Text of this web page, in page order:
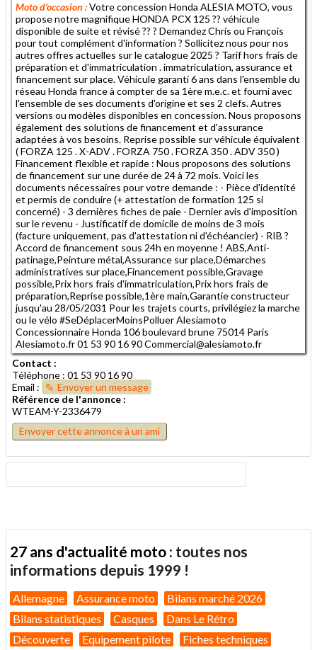
Moto d'occasion :Votre concession Honda ALESIA MOTO, vous
propose notre magnifique HONDA PCX 125 ?? véhicule
disponible de suite et révisé ?? ? Demandez Chris ou François
pour tout complément d'information ? Sollicitez nous pour nos
autres offres actuelles sur le catalogue 2025 ? Tarif hors frais de
préparation et d'immatriculation . immatriculation, assurance et
financement sur place. Véhicule garanti 6 ans dans l'ensemble du
réseau Honda france à compter de sa 1ère m.e.c. et fourni avec
l'ensemble de ses documents d'origine et ses 2 clefs. Autres
versions ou modèles disponibles en concession. Nous proposons
également des solutions de financement et d'assurance
adaptées à vos besoins. Reprise possible sur véhicule équivalent
( FORZA 125 . X-ADV . FORZA 750 . FORZA 350 . ADV 350 )
Financement flexible et rapide : Nous proposons des solutions
de financement sur une durée de 24 à 72 mois. Voici les
documents nécessaires pour votre demande : - Pièce d'identité
et permis de conduire (+ attestation de formation 125 si
concerné) - 3 dernières fiches de paie - Dernier avis d'imposition
sur le revenu - Justificatif de domicile de moins de 3 mois
(facture uniquement, pas d'attestation ni d'échéancier) - RIB ?
Accord de financement sous 24h en moyenne ! ABS,Anti-
patinage,Peinture métal,Assurance sur place,Démarches
administratives sur place,Financement possible,Gravage
possible,Prix hors frais d'immatriculation,Prix hors frais de
préparation,Reprise possible,1ère main,Garantie constructeur
jusqu'au 28/05/2031 Pour les trajets courts, privilégiez la marche
ou le vélo #SeDéplacerMoinsPolluer Alesiamoto
Concessionnaire Honda 106 boulevard brune 75014 Paris
Alesiamoto.fr 01 53 90 16 90 Commercial@alesiamoto.fr
Contact :
Téléphone : 01 53 90 16 90
Email :
Envoyer un message
Référence de l'annonce :
WTEAM-Y-2336479
Envoyer cette annonce à un ami
27 ans d'actualité moto : toutes nos
informations depuis 1999 !
Allemagne Assurance moto
Bilans marché 2026
Bilans statistiques
Casques
Dans Le Rétro
Découverte
Equipement pilote Fiches techniques